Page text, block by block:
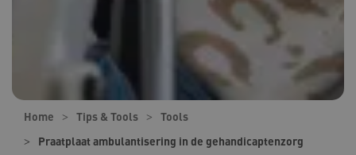
Home Tips & Tools
Tools
Praatplaat ambulantisering in de gehandicaptenzorg